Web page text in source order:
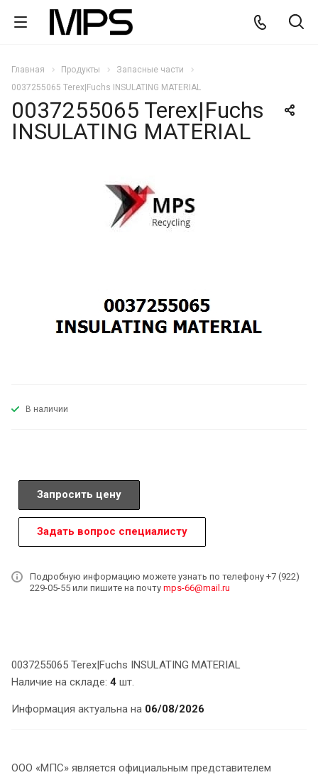
Главная Продукты
Запасные части
0037255065 Terex|Fuchs INSULATING MATERIAL
0037255065 Terex|Fuchs
INSULATING MATERIAL
В наличии
Запросить цену
Задать вопрос специалисту
Подробную информацию можете узнать по телефону +7 (922)
229-05-55 или пишите на почту mps-66@mail.ru
0037255065 Terex|Fuchs INSULATING MATERIAL
Наличие на складе: 4 шт.
Информация актуальна на 06/08/2026
ООО «МПС» является официальным представителем